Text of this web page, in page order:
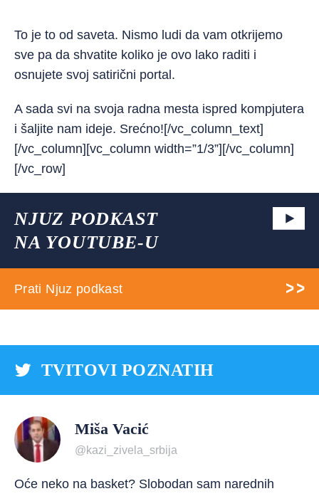
To je to od saveta. Nismo ludi da vam otkrijemo
sve pa da shvatite koliko je ovo lako raditi i
osnujete svoj satirični portal.
A sada svi na svoja radna mesta ispred kompjutera
i šaljite nam ideje. Srećno![/vc_column_text]
[/vc_column][vc_column width=”1/3”][/vc_column]
[/vc_row]
NJUZ PODKAST
NA YOUTUBE-U
Prati Njuz podkast
TVITOVI POZNATIH
Miša Vacić
@kazi_zivela_srbija
Oće neko na basket? Slobodan sam narednih